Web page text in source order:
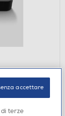
terze
accettare